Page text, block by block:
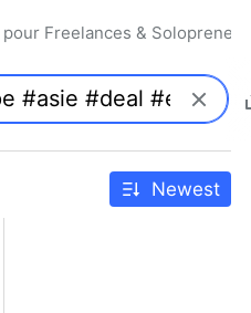
Freelances &
Newest